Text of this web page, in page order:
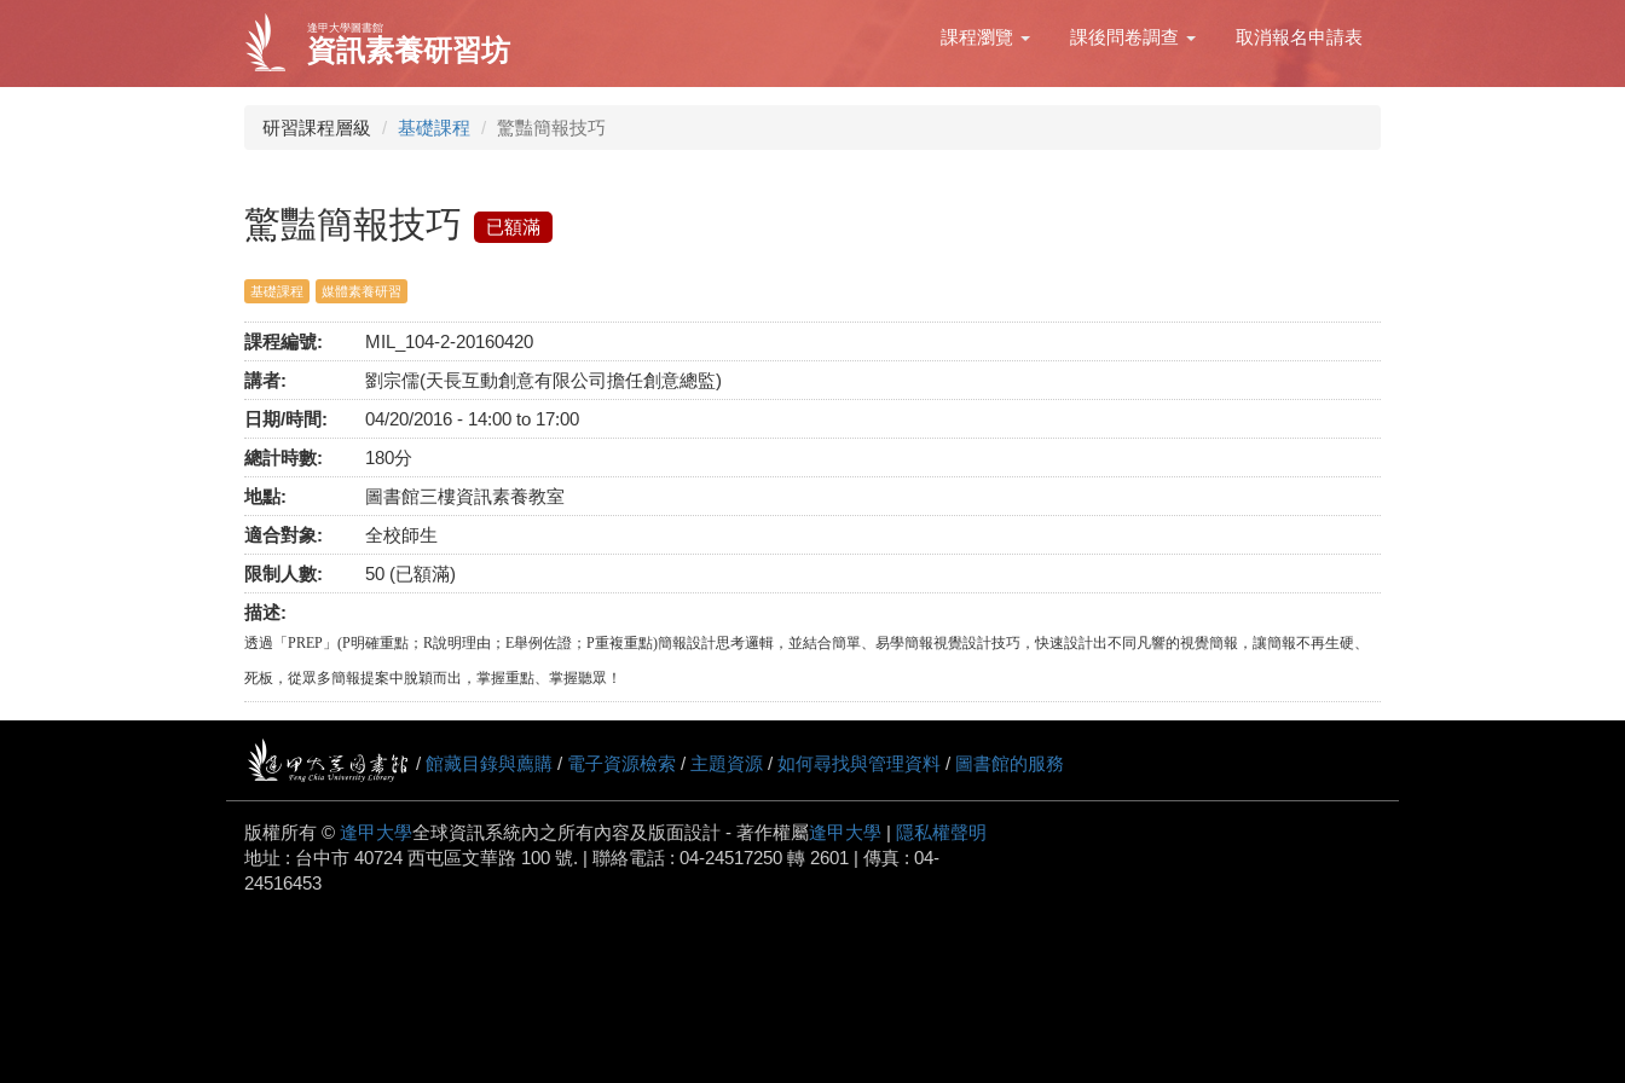
內
逢甲大學圖書館
資訊素養研習坊 課程瀏覽 課後問卷調查 取消報名申請表
研習課程層級 基礎課程 驚豔簡報技巧
驚豔簡報技巧 已額滿
基礎課程 媒體素養研習
課程編號:
MIL_104-2-20160420
講者:
劉宗儒(天長互動創意有限公司擔任創意總監)
日期/時間:
04/20/2016 - 14:00 to 17:00
總計時數:
180分
地點:
圖書館三樓資訊素養教室
適合對象:
全校師生
限制人數:
50 (已額滿)
描述:
透過「PREP」(P明確重點；R說明理由；E舉例佐證；P重複重點)簡報設計思考邏輯，並結合簡單、易學簡報視覺設計技巧，快速設計出不同凡響的視覺簡報，讓簡報不再生硬、
死板，從眾多簡報提案中脫穎而出，掌握重點、掌握聽眾！
/ 館藏目錄與薦購 / 電子資源檢索 / 主題資源 / 如何尋找與管理資料 / 圖書館的服務
版權所有 © 逢甲大學全球資訊系統內之所有內容及版面設計 - 著作權屬逢甲大學 | 隱私權聲明
地址 : 台中市 40724 西屯區文華路 100 號. | 聯絡電話 : 04-24517250 轉 2601 | 傳真 : 04-
24516453